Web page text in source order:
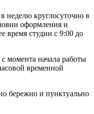
неделю круглосуточно в
оформления и
время студии с 9:00 до
момента начала работы
временной
бережно и пунктуально